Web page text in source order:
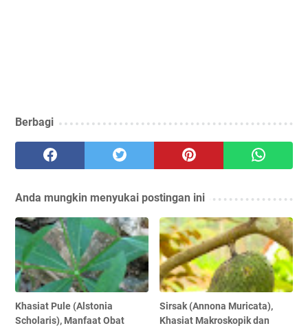
Berbagi
Anda mungkin menyukai postingan ini
Khasiat Pule (Alstonia
Scholaris), Manfaat Obat
Sirsak (Annona Muricata),
Khasiat Makroskopik dan